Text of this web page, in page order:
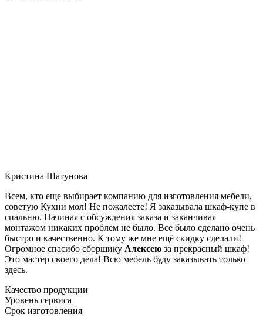
Кристина Шатунова
Всем, кто еще выбирает компанию для изготовления мебели,
советую Кухни мол! Не пожалеете! Я заказывала шкаф-купе в
спальню. Начиная с обсуждения заказа и заканчивая
монтажом никаких проблем не было. Все было сделано очень
быстро и качественно. К тому же мне ещё скидку сделали!
Огромное спасибо сборщику Алексею за прекрасный шкаф!
Это мастер своего дела! Всю мебель буду заказывать только
здесь.
Качество продукции
Уровень сервиса
Срок изготовления